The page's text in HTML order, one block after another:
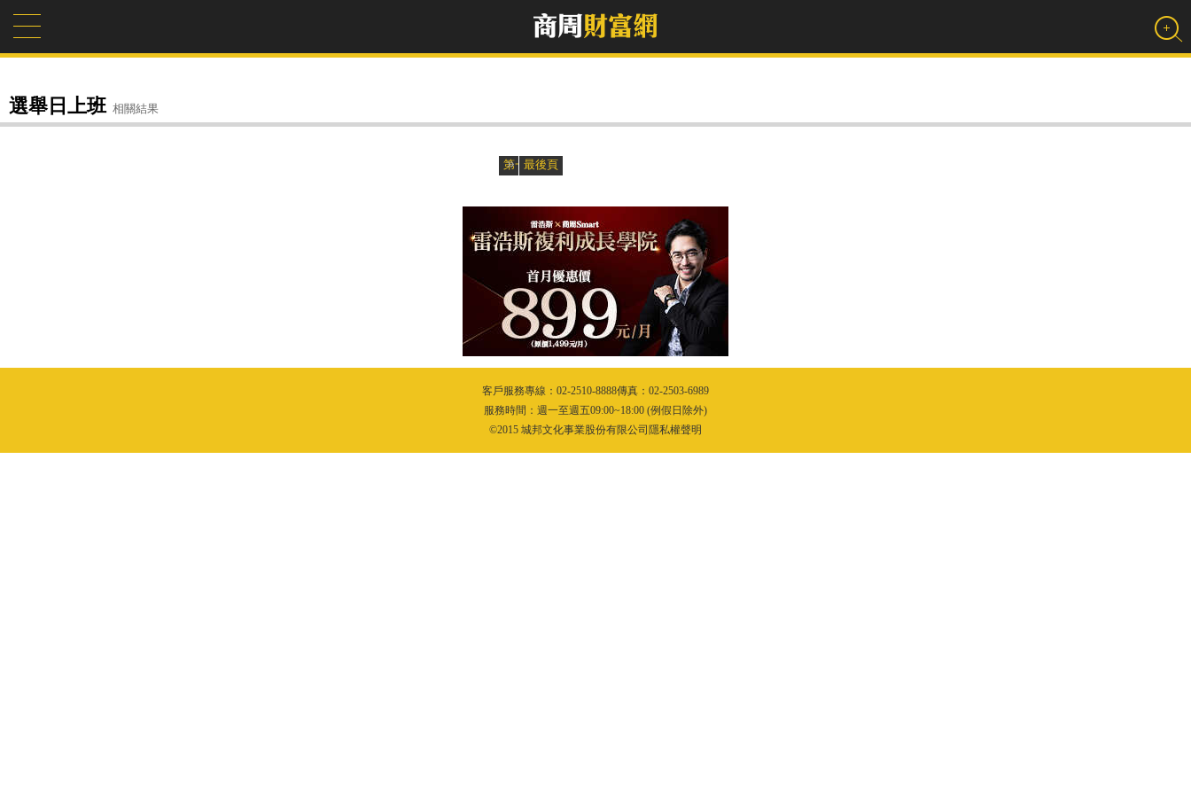
選舉日上班 相關結果
第一頁 «
» 最後頁
客戶服務專線：02-2510-8888傳真：02-2503-6989
服務時間：週一至週五09:00~18:00 (例假日除外)
©2015 城邦文化事業股份有限公司隱私權聲明